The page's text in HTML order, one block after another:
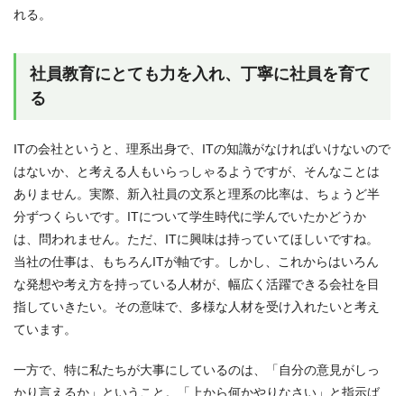
れる。
社員教育にとても力を入れ、丁寧に社員を育て
る
ITの会社というと、理系出身で、ITの知識がなければいけないので
はないか、と考える人もいらっしゃるようですが、そんなことは
ありません。実際、新入社員の文系と理系の比率は、ちょうど半
分ずつくらいです。ITについて学生時代に学んでいたかどうか
は、問われません。ただ、ITに興味は持っていてほしいですね。
当社の仕事は、もちろんITが軸です。しかし、これからはいろん
な発想や考え方を持っている人材が、幅広く活躍できる会社を目
指していきたい。その意味で、多様な人材を受け入れたいと考え
ています。
一方で、特に私たちが大事にしているのは、「自分の意見がしっ
かり言えるか」ということ。「上から何かやりなさい」と指示ば